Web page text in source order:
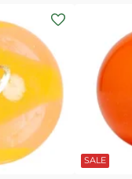
SALE